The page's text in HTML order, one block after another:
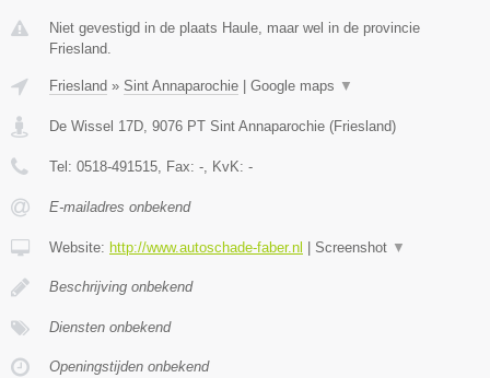
Niet gevestigd in de plaats Haule, maar wel in de provincie
Friesland.
Friesland » Sint Annaparochie Google maps ▼
De Wissel 17D, 9076 PT Sint Annaparochie (Friesland)
Tel: 0518-491515, Fax: -, KvK: -
E-mailadres onbekend
Website: http://www.autoschade-faber.nl Screenshot ▼
Beschrijving onbekend
Diensten onbekend
Openingstijden onbekend